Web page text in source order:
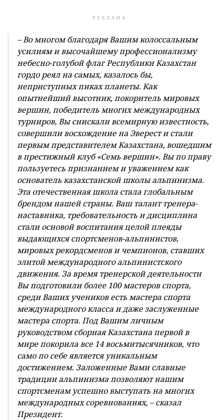
РЕКЛАМА
– Во многом благодаря Вашим колоссальным
усилиям и высочайшему профессионализму
небесно-голубой флаг Республики Казахстан
гордо реял на самых, казалось бы,
неприступных пиках планеты. Как
опытнейший высотник, покоритель мировых
вершин, победитель многих международных
турниров, Вы снискали всемирную известность,
совершили восхождение на Эверест и стали
первым представителем Казахстана, вошедшим
в престижный клуб «Семь вершин». Вы по праву
пользуетесь признанием и уважением как
основатель казахстанской школы альпинизма.
Эта отечественная школа стала глобальным
брендом нашей страны. Ваш талант тренера-
наставника, требовательность и дисциплина
стали основой воспитания целой плеяды
выдающихся спортсменов-альпинистов,
мировых рекордсменов и чемпионов, ставших
элитой международного альпинистского
движения. За время тренерской деятельности
Вы подготовили более 100 мастеров спорта,
среди Ваших учеников есть мастера спорта
международного класса и даже заслуженные
мастера спорта. Под Вашим личным
руководством сборная Казахстана первой в
мире покорила все 14 восьмитысячников, что
само по себе является уникальным
достижением. Заложенные Вами славные
традиции альпинизма позволяют нашим
спортсменам успешно выступать на многих
международных соревнованиях, – сказал
Президент.